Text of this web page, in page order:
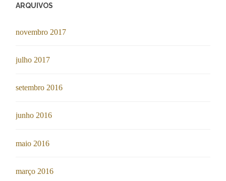
ARQUIVOS
novembro 2017
julho 2017
setembro 2016
junho 2016
maio 2016
março 2016